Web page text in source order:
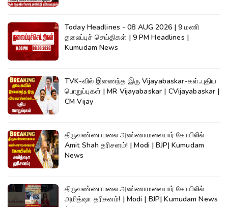
Today Headlines - 08 AUG 2026 | 9 மணி
தலைப்புச் செய்திகள் | 9 PM Headlines |
Kumudam News
TVK-வில் இணைந்த இரு Vijayabaskar-கள்..புதிய
பொறுப்புகள் | MR Vijayabaskar | CVijayabaskar |
CM Vijay
திருவண்ணாமலை அண்ணாமலையார் கோயிலில்
Amit Shah தரிசனம்! | Modi | BJP| Kumudam
News
திருவண்ணாமலை அண்ணாமலையார் கோயிலில்
அமித்ஷா தரிசனம்! | Modi | BJP| Kumudam News